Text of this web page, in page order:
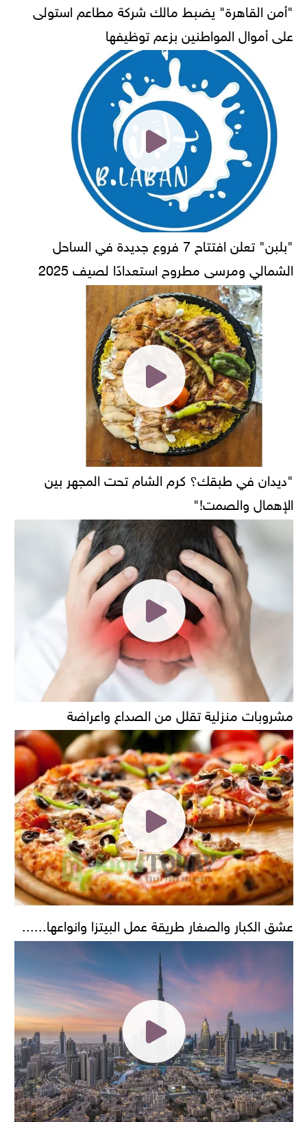
"أمن القاهرة" يضبط مالك شركة مطاعم استولى
على أموال المواطنين بزعم توظيفها
"بلبن" تعلن افتتاح 7 فروع جديدة في الساحل
الشمالي ومرسى مطروح استعدادًا لصيف 2025
"ديدان في طبقك؟ كرم الشام تحت المجهر بين
الإهمال والصمت!"
مشروبات منزلية تقلل من الصداع واعراضة
عشق الكبار والصغار طريقة عمل البيتزا وانواعها......